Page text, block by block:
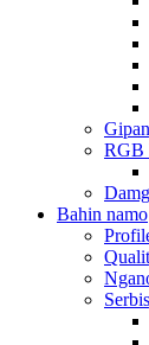
RGB
Bahin namo